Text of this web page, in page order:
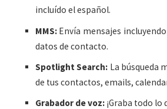
incluído el español.
MMS: Envía mensajes
datos de contacto.
Spotlight Search: La búsqueda
de tus contactos, emails,
Grabador de voz: ¡Graba todo lo